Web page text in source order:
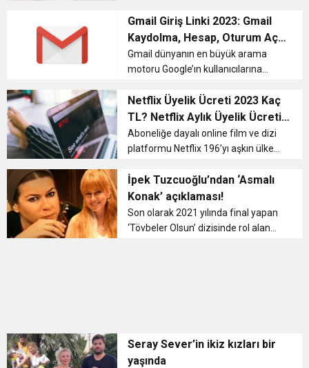
Hareketsiz yaşam diyabete neden oluyor
11:32 Dr. Öcük, karın germe estetiği ile ilgili bilgi verdi
10:45 Terör Örgütüne MİT’ten Darbe!
Müzik’te ekranlara gelen ‘İpek Yolu’
programına konuk olmuştu. 1994
yılında dü...
Gmail Giriş Linki 2023: Gmail
Kaydolma, Hesap, Oturum Açma
ve Şifre Değiştirme İşlemi
Gmail dünyanın en büyük arama
motoru Google’ın kullanıcılarına
sistemidir. Gmail’i kullanabilmek için
öncelikle kaydolmak gerekir. Akıllı
cihazlar veya PC&#...
Netflix Üyelik Ücreti 2023 Kaç
TL? Netflix Aylık Üyelik Ücreti
Yeni Zam Sonrası Ne Kadar
Oldu?
Aboneliğe dayalı online film ve dizi
platformu Netflix 196’yı aşkın ülkede
televizyon kanallarını geride bırakan
Netflix 10 Temmuz 2020’de piyasa
değeri bakımın...
İpek Tuzcuoğlu’ndan ‘Asmalı
Konak’ açıklaması!
Son olarak 2021 yılında final yapan
‘Tövbeler Olsun’ dizisinde rol alan
Seray Sever’in ikiz kızları bir
yaşında